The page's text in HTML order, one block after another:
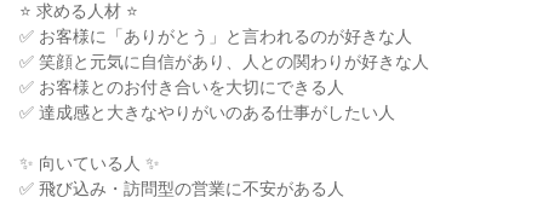
⭐ 求める人材 ⭐
✅ お客様に「ありがとう」と言われるのが好きな人
✅ 笑顔と元気に自信があり、人との関わりが好きな人
✅ お客様とのお付き合いを大切にできる人
✅ 達成感と大きなやりがいのある仕事がしたい人
✨ 向いている人 ✨
✅ 飛び込み・訪問型の営業に不安がある人